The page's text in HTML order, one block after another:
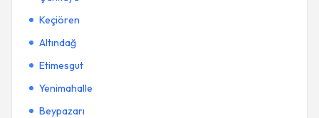
Keçiören
Altındağ
Etimesgut
Yenimahalle
Beypazarı